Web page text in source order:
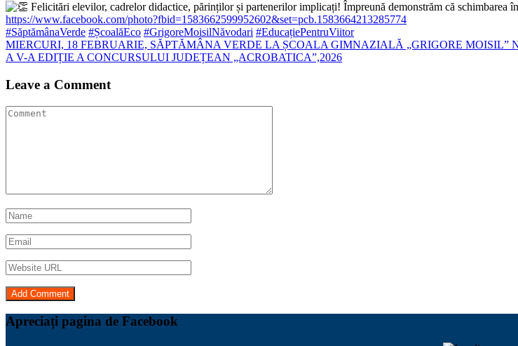
Felicitări elevilor, cadrelor didactice, părinților și partenerilor implicați! Împreună demonstrăm că schimbarea
https://www.facebook.com/photo?fbid=1583662599952602&set=pcb.1583664213285774
#SăptămânaVerde #ȘcoalăEco #GrigoreMoisilNăvodari #EducațiePentruViitor
Navigare
în
articole
MIERCURI, 18 FEBRUARIE, SĂPTĂMÂNA VERDE LA ȘCOALA GIMNAZIALĂ „GRIGORE MOISIL”
A V-A EDIȚIE A CONCURSULUI JUDEȚEAN „ACROBATICA”,2026
Leave a Comment
Apreciați pagina de Facebook